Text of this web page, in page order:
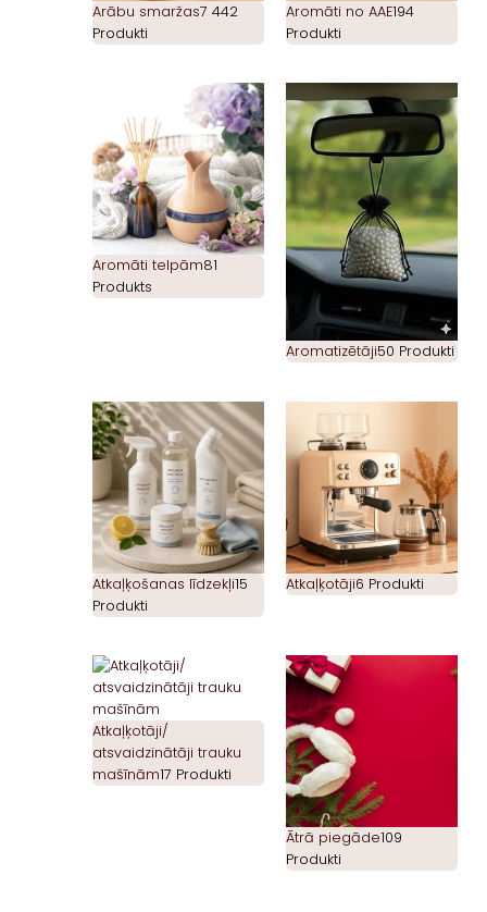
Arābu smaržas7 442
Produkti
Aromāti no AAE194
Produkti
Aromāti telpām81
Produkts
Aromatizētāji50 Produkti
Atkaļķošanas līdzekļi15
Produkti
Atkaļķotāji6 Produkti
Atkaļķotāji/
atsvaidzinātāji trauku
mašīnām17 Produkti
Ātrā piegāde109
Produkti